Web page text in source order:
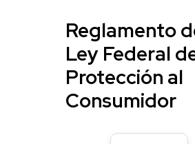
Reglamento
Ley Federal
Protección al
Consumidor